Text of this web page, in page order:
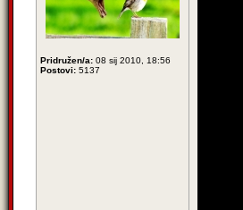
Pridružen/a: 08 sij 2010, 18:56
Postovi: 5137